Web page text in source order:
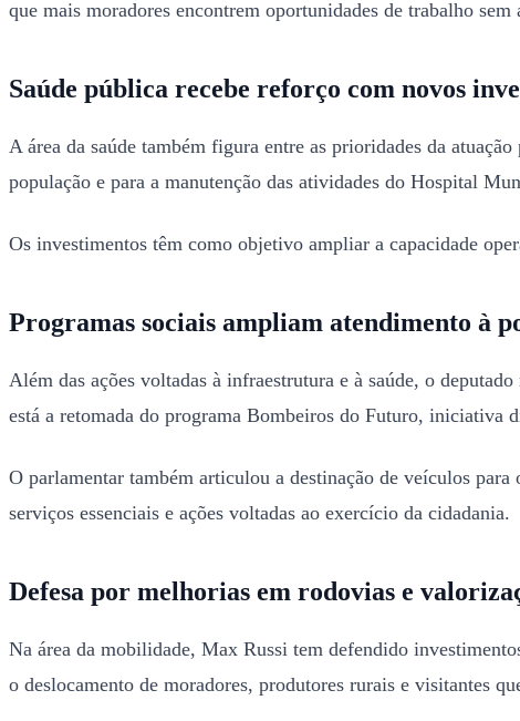
que mais moradores encontrem oportunidades de trabalho
Saúde pública recebe reforço com novos
A área da saúde também figura entre as prioridades da
população e para a manutenção das atividades do Hospital
Os investimentos têm como objetivo ampliar a capacidade
Programas sociais ampliam atendimento à
Além das ações voltadas à infraestrutura e à saúde, o
está a retomada do programa Bombeiros do Futuro, iniciativa
O parlamentar também articulou a destinação de veículos
serviços essenciais e ações voltadas ao exercício da cidadania.
Defesa por melhorias em rodovias e
Na área da mobilidade, Max Russi tem defendido
o deslocamento de moradores, produtores rurais e visitantes